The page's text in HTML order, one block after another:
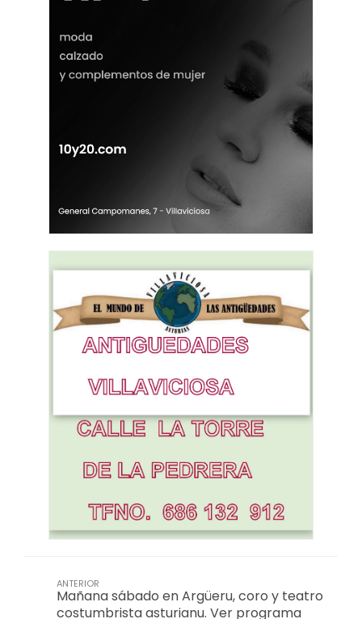
ANTERIOR
Mañana sábado en Argüeru, coro y teatro
costumbrista asturianu. Ver programa